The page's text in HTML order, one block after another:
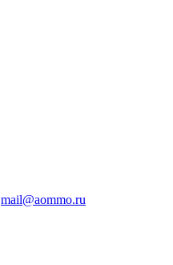
mail@aommo.ru